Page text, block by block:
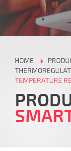
HOME
TEMPERATURE